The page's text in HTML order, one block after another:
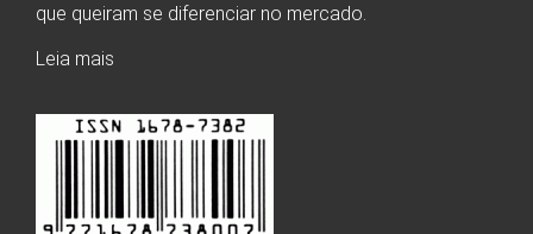
que queiram se diferenciar no mercado.
Leia mais